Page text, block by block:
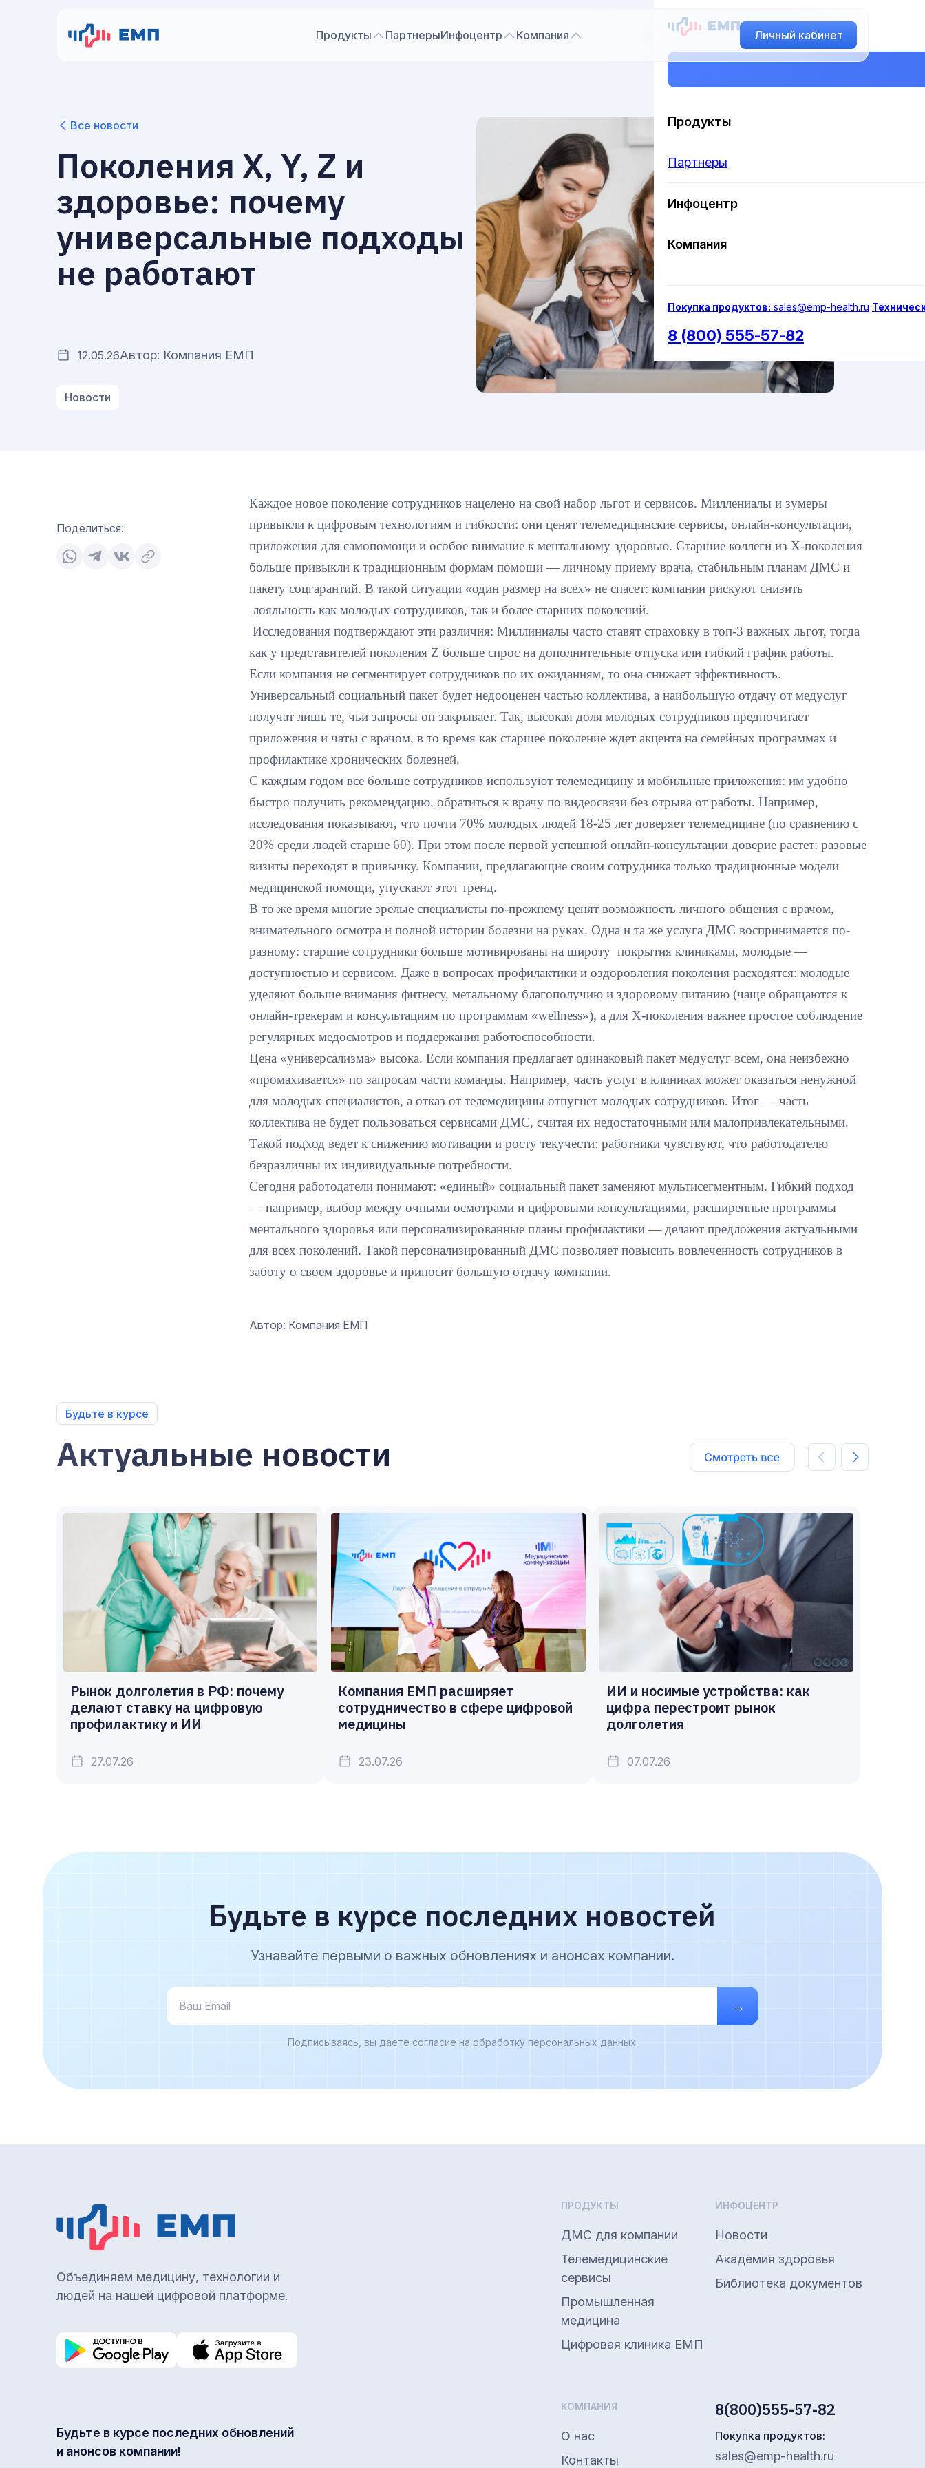
Продукты
Партнеры
Инфоцентр
Компания
Покупка продуктов: sales@emp-health.ru
8 (800) 555-57-82
Продукты ПартнерыИнфоцентр Компания Личный кабинет
Все новости
Поколения X, Y, Z и
здоровье: почему
универсальные подходы
не работают
12.05.26Автор: Компания ЕМП
Новости
Поделиться:
Каждое новое поколение сотрудников нацелено на свой набор льгот и сервисов. Миллениалы и зумеры
привыкли к цифровым технологиям и гибкости: они ценят телемедицинские сервисы, онлайн-консультации,
приложения для самопомощи и особое внимание к ментальному здоровью. Старшие коллеги из X-поколения
больше привыкли к традиционным формам помощи — личному приему врача, стабильным планам ДМС и
пакету соцгарантий. В такой ситуации «один размер на всех» не спасет: компании рискуют снизить
лояльность как молодых сотрудников, так и более старших поколений.
Исследования подтверждают эти различия: Миллиниалы часто ставят страховку в топ-3 важных льгот, тогда
как у представителей поколения Z больше спрос на дополнительные отпуска или гибкий график работы.
Если компания не сегментирует сотрудников по их ожиданиям, то она снижает эффективность.
Универсальный социальный пакет будет недооценен частью коллектива, а наибольшую отдачу от медуслуг
получат лишь те, чьи запросы он закрывает. Так, высокая доля молодых сотрудников предпочитает
приложения и чаты с врачом, в то время как старшее поколение ждет акцента на семейных программах и
профилактике хронических болезней.
С каждым годом все больше сотрудников используют телемедицину и мобильные приложения: им удобно
быстро получить рекомендацию, обратиться к врачу по видеосвязи без отрыва от работы. Например,
исследования показывают, что почти 70% молодых людей 18-25 лет доверяет телемедицине (по сравнению с
20% среди людей старше 60). При этом после первой успешной онлайн-консультации доверие растет: разовые
визиты переходят в привычку. Компании, предлагающие своим сотрудника только традиционные модели
медицинской помощи, упускают этот тренд.
В то же время многие зрелые специалисты по-прежнему ценят возможность личного общения с врачом,
внимательного осмотра и полной истории болезни на руках. Одна и та же услуга ДМС воспринимается по-
разному: старшие сотрудники больше мотивированы на широту покрытия клиниками, молодые —
доступностью и сервисом. Даже в вопросах профилактики и оздоровления поколения расходятся: молодые
уделяют больше внимания фитнесу, метальному благополучию и здоровому питанию (чаще обращаются к
онлайн-трекерам и консультациям по программам «wellness»), а для Х-поколения важнее простое соблюдение
регулярных медосмотров и поддержания работоспособности.
Цена «универсализма» высока. Если компания предлагает одинаковый пакет медуслуг всем, она неизбежно
«промахивается» по запросам части команды. Например, часть услуг в клиниках может оказаться ненужной
для молодых специалистов, а отказ от телемедицины отпугнет молодых сотрудников. Итог — часть
коллектива не будет пользоваться сервисами ДМС, считая их недостаточными или малопривлекательными.
Такой подход ведет к снижению мотивации и росту текучести: работники чувствуют, что работодателю
безразличны их индивидуальные потребности.
Сегодня работодатели понимают: «единый» социальный пакет заменяют мультисегментным. Гибкий подход
— например, выбор между очными осмотрами и цифровыми консультациями, расширенные программы
ментального здоровья или персонализированные планы профилактики — делают предложения актуальными
для всех поколений. Такой персонализированный ДМС позволяет повысить вовлеченность сотрудников в
заботу о своем здоровье и приносит большую отдачу компании.
Автор: Компания ЕМП
Будьте в курсе
Актуальные новости
Рынок долголетия в РФ: почему
делают ставку на цифровую
профилактику и ИИ
27.07.26
Компания ЕМП расширяет
сотрудничество в сфере цифровой
медицины
23.07.26
ИИ и носимые устройства: как
цифра перестроит рынок
долголетия
07.07.26
Будьте в курсе последних новостей
Узнавайте первыми о важных обновлениях и анонсах компании.
→
Подписываясь, вы даете согласие на обработку персональных данных.
Объединяем медицину, технологии и
людей на нашей цифровой платформе.
Будьте в курсе последних обновлений
и анонсов компании!
ПРОДУКТЫ
ДМС для компании
Телемедицинские
сервисы
Промышленная
медицина
Цифровая клиника ЕМП
ИНФОЦЕНТР
Новости
Академия здоровья
Библиотека документов
КОМПАНИЯ
О нас
Контакты
8(800)555-57-82
Покупка продуктов:
sales@emp-health.ru